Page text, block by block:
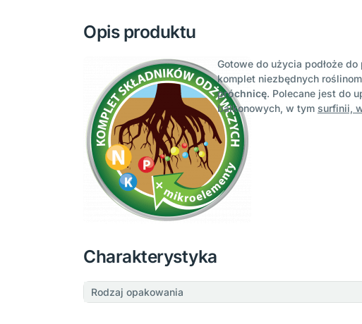
Opis produktu
Gotowe do użycia podłoże
komplet niezbędnych
próchnicę. Polecane jest do
balkonowych, w tym surfinii,
Charakterystyka
Rodzaj opakowania